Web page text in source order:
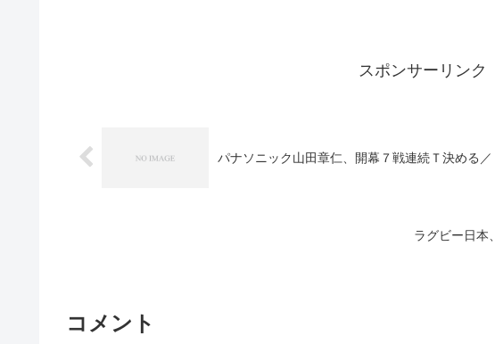
スポンサーリンク
パナソニック山田章仁、開幕７戦連続Ｔ決める／
ラグビー日本
コメント